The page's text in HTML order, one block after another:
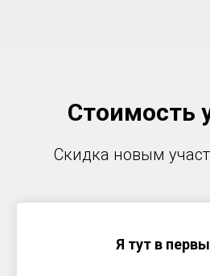
Стоимость
Скидка новым
Я тут в